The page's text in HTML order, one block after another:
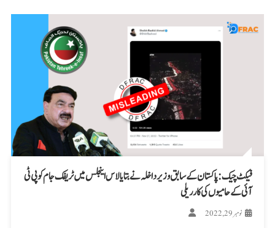
فیکٹ چیک: پاکستان کے سابق وزیر داخلہ نے بتایا لاس اینجلس میں ٹریفک جام کو پی ٹی
آئی کے حامیوں کی کار ریلی
نومبر 29, 2022